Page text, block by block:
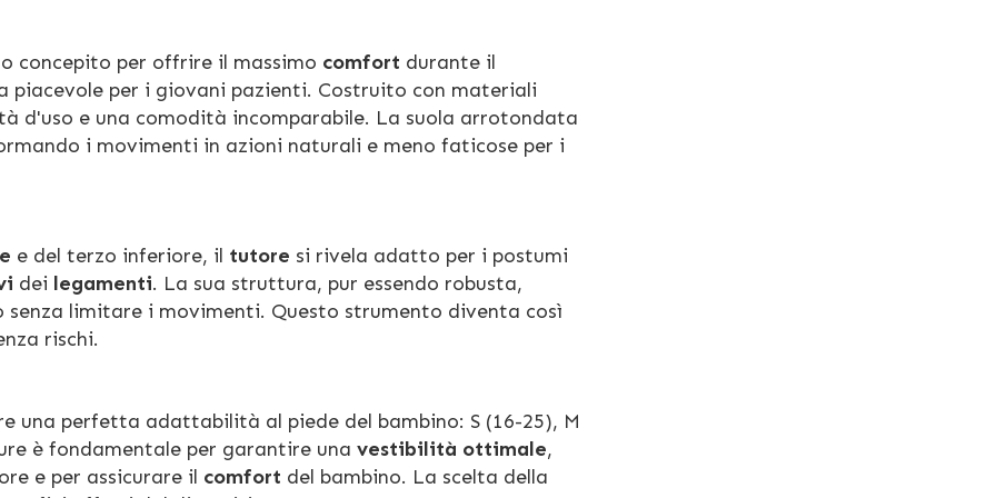
concepito per offrire il massimo comfort durante il
per i giovani pazienti. Costruito con materiali
d'uso e una comodità incomparabile. La suola arrotondata
i movimenti in azioni naturali e meno faticose per i
e del terzo inferiore, il tutore si rivela adatto per i postumi
dei legamenti. La sua struttura, pur essendo robusta,
senza limitare i movimenti. Questo strumento diventa così
rischi.
una perfetta adattabilità al piede del bambino: S (16-25), M
è fondamentale per garantire una vestibilità ottimale,
e per assicurare il comfort del bambino. La scelta della